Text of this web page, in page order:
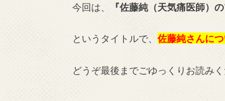
今回は、 『佐藤純（天気痛医師）
というタイトルで、 佐藤純さんに
どうぞ最後までごゆっくりお読みく